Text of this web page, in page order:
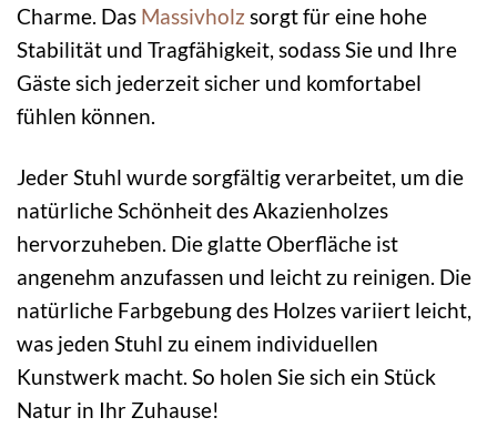
Charme. Das Massivholz sorgt für eine hohe
Stabilität und Tragfähigkeit, sodass Sie und Ihre
Gäste sich jederzeit sicher und komfortabel
fühlen können.
Jeder Stuhl wurde sorgfältig verarbeitet, um die
natürliche Schönheit des Akazienholzes
hervorzuheben. Die glatte Oberfläche ist
angenehm anzufassen und leicht zu reinigen. Die
natürliche Farbgebung des Holzes variiert leicht,
was jeden Stuhl zu einem individuellen
Kunstwerk macht. So holen Sie sich ein Stück
Natur in Ihr Zuhause!